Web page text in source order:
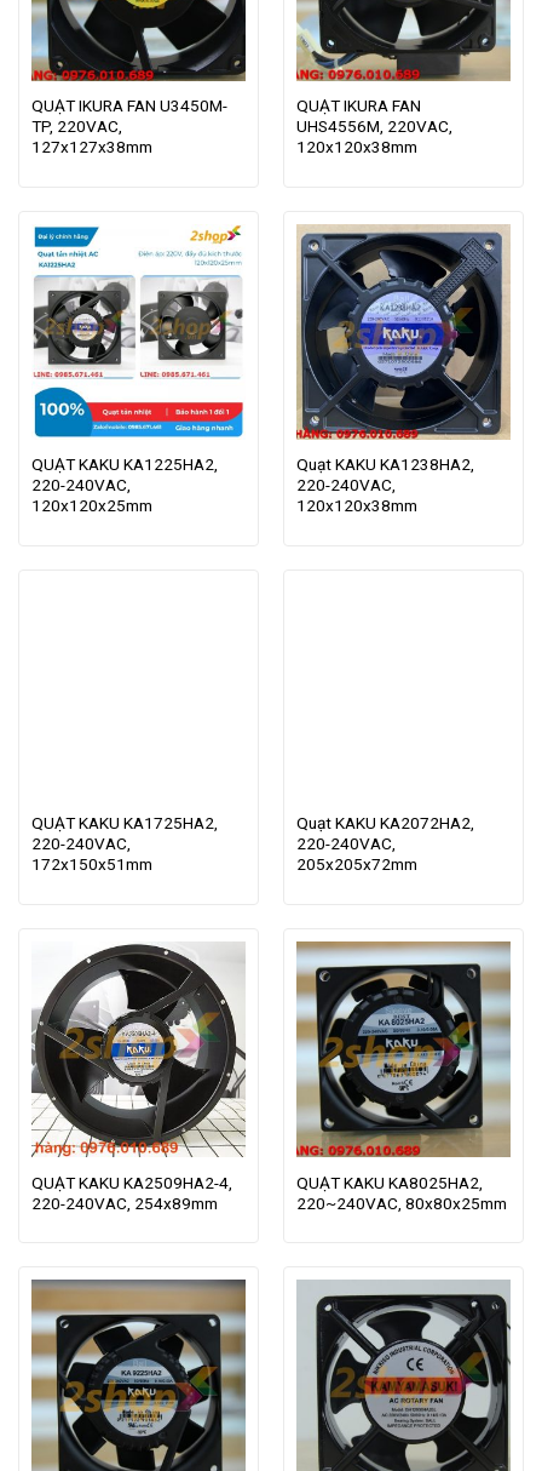
QUẠT IKURA FAN U3450M-
TP, 220VAC,
127x127x38mm
QUẠT IKURA FAN
UHS4556M, 220VAC,
120x120x38mm
QUẠT KAKU KA1225HA2,
220-240VAC,
120x120x25mm
Quạt KAKU KA1238HA2,
220-240VAC,
120x120x38mm
QUẠT KAKU KA1725HA2,
220-240VAC,
172x150x51mm
Quạt KAKU KA2072HA2,
220-240VAC,
205x205x72mm
QUẠT KAKU KA2509HA2-4,
220-240VAC, 254x89mm
QUẠT KAKU KA8025HA2,
220~240VAC, 80x80x25mm